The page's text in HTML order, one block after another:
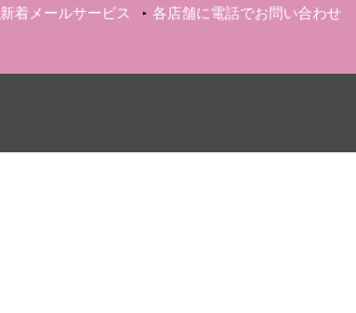
新着メールサービス 各店舗に電話でお問い合わせ